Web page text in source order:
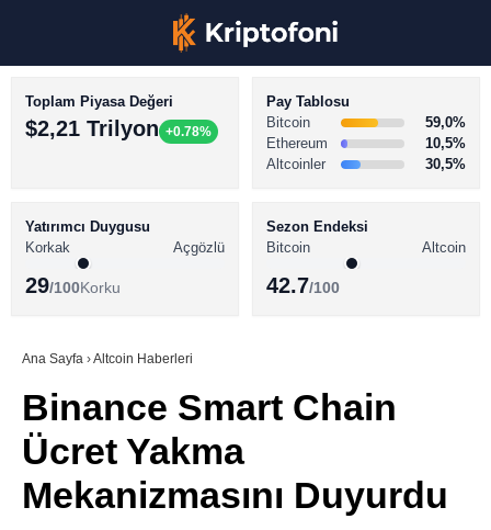
Youtube
Pinterest
BİTCOİN HABERLERİ
ALTCOİN HABERLERİ
SÖZLÜK
Toplam Piyasa Değeri
$2,21 Trilyon +0.78%
Pay Tablosu
Bitcoin
59,0%
Ethereum
10,5%
Altcoinler
30,5%
Yatırımcı Duygusu
Korkak
Açgözlü
29/100Korku
Sezon Endeksi
Bitcoin
Altcoin
42.7/100
Ana Sayfa ›Altcoin Haberleri
Binance Smart Chain
Ücret Yakma
Mekanizmasını Duyurdu